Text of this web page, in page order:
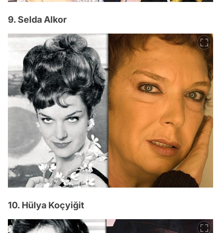
9. Selda Alkor
10. Hülya Koçyiğit